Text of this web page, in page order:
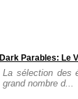
Dark Parables: Le
La sélection des
grand nombre d...